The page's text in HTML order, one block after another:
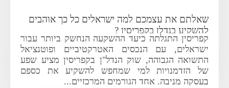
שאלתם את עצמכם למה ישראלים כל כך אוהבים
להשקיע בנדלן בקפריסין ?
קפריסין התגלתה כיעד ההשקעה הנחשק ביותר עבור
ישראלים, עם הנכסים האטרקטיביים ופוטנציאל
התשואה הגבוהה, שוק הנדל"ן בקפריסין מציע שפע
של הזדמנויות למי שמחפש להשקיע את כספם
בעסקה מניבה. אחד הגורמים המרכזיים...